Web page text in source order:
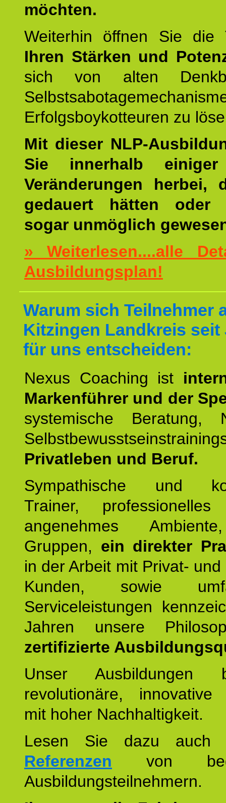
möchten.
Weiterhin öffnen Sie
Ihren Stärken und
sich von alten
Erfolgsboykotteuren zu
Mit dieser NLP-
Sie innerhalb einiger
Veränderungen herbei,
gedauert hätten oder
sogar unmöglich
» Weiterlesen....alle
Ausbildungsplan!
Warum sich Teilnehmer
Kitzingen Landkreis seit
für uns entscheiden:
Nexus Coaching ist
Markenführer und der
systemische Beratung,
Privatleben und Beruf.
Sympathische und
Trainer, professionelles
angenehmes
Gruppen, ein direkter
in der Arbeit mit Privat-
Kunden, sowie
Serviceleistungen
Jahren unsere
zertifizierte
Unser Ausbildungen
revolutionäre, innovative
mit hoher Nachhaltigkeit.
Lesen Sie dazu
Referenzen von
Ausbildungsteilnehmern.